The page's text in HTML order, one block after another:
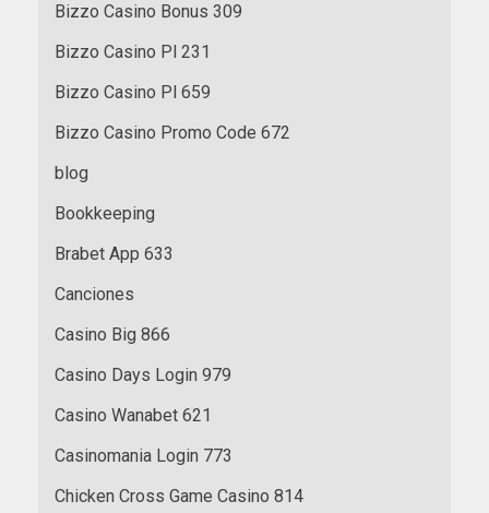
Bizzo Casino Bonus 309
Bizzo Casino Pl 231
Bizzo Casino Pl 659
Bizzo Casino Promo Code 672
blog
Bookkeeping
Brabet App 633
Canciones
Casino Big 866
Casino Days Login 979
Casino Wanabet 621
Casinomania Login 773
Chicken Cross Game Casino 814